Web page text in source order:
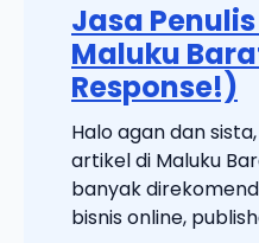
Jasa
Maluku
Response!)
Halo agan dan
artikel di Maluku
banyak
bisnis online,